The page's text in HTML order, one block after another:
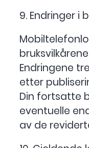
9. Endringer i
Endringene
etter
Din fortsatte
eventuelle
av de